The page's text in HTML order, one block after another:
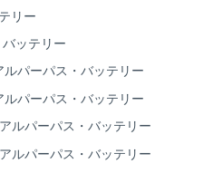
リー
ッテリー
パーパス・バッテリー
パーパス・バッテリー
ルパーパス・バッテリー
ルパーパス・バッテリー